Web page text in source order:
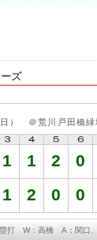
ズ
） ＠荒川戸田橋緑
1 1 2 0
1 2 0 0
打 W：高橋 A：関